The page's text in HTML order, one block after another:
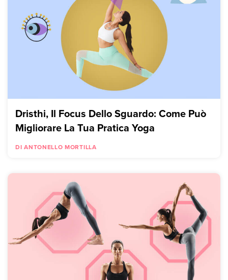
Dristhi, Il Focus Dello Sguardo: Come Può
Migliorare La Tua Pratica Yoga
DI ANTONELLO MORTILLA